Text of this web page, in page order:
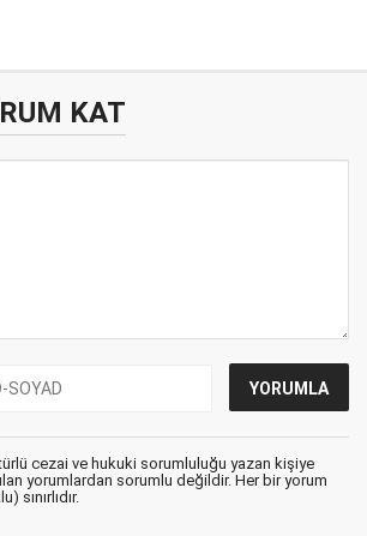
KAT
türlü cezai ve hukuki sorumluluğu yazan kişiye
yorumlardan sorumlu değildir. Her bir yorum
sınırlıdır.